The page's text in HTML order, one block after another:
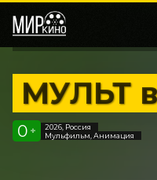
МУЛЬТ
0 +
2026, Россия
Мульфильм, Анимация